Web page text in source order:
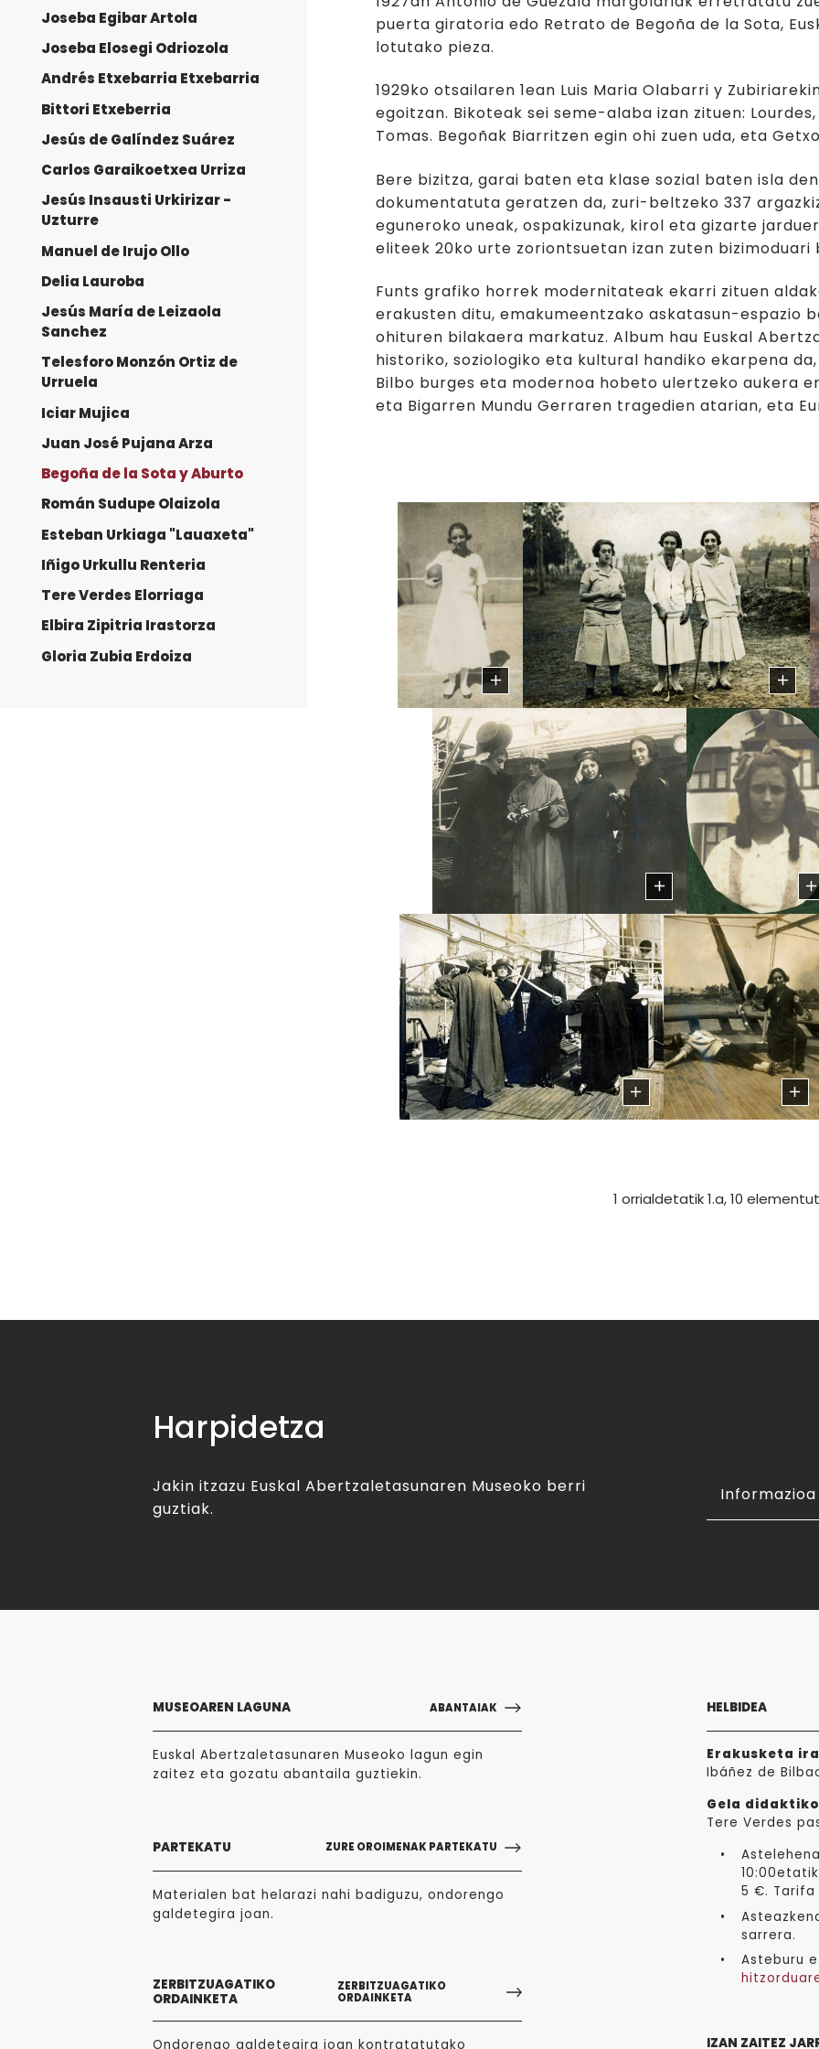
Joseba Egibar Artola
Joseba Elosegi Odriozola
Andrés Etxebarria Etxebarria
Bittori Etxeberria
Jesús de Galíndez Suárez
Carlos Garaikoetxea Urriza
Jesús Insausti Urkirizar -
Uzturre
Manuel de Irujo Ollo
Delia Lauroba
Jesús María de Leizaola
Sanchez
Telesforo Monzón Ortiz de
Urruela
Iciar Mujica
Juan José Pujana Arza
Begoña de la Sota y Aburto
Román Sudupe Olaizola
Esteban Urkiaga "Lauaxeta"
Iñigo Urkullu Renteria
Tere Verdes Elorriaga
Elbira Zipitria Irastorza
Gloria Zubia Erdoiza
puerta giratoria edo Retrato de Begoña de la Sota,
lotutako pieza.
1929ko otsailaren 1ean Luis Maria Olabarri y
egoitzan. Bikoteak sei seme-alaba izan zituen:
Tomas. Begoñak Biarritzen egin ohi zuen uda, eta
Bere bizitza, garai baten eta klase sozial baten isla
dokumentatuta geratzen da, zuri-beltzeko 337
eguneroko uneak, ospakizunak, kirol eta gizarte
eliteek 20ko urte zoriontsuetan izan zuten
Funts grafiko horrek modernitateak ekarri zituen
erakusten ditu, emakumeentzako askatasun-espazio
ohituren bilakaera markatuz. Album hau Euskal
historiko, soziologiko eta kultural handiko ekarpena
Bilbo burges eta modernoa hobeto ulertzeko aukera
eta Bigarren Mundu Gerraren tragedien atarian, eta
1 orrialdetatik 1.a, 10
Harpidetza
Jakin itzazu Euskal Abertzaletasunaren Museoko berri
guztiak.
MUSEOAREN LAGUNA ABANTAIAK
Euskal Abertzaletasunaren Museoko lagun egin
zaitez eta gozatu abantaila guztiekin.
PARTEKATU ZURE OROIMENAK PARTEKATU
Materialen bat helarazi nahi badiguzu, ondorengo
galdetegira joan.
ZERBITZUAGATIKO
ORDAINKETA
ZERBITZUAGATIKO
ORDAINKETA
Ondorengo galdetegira joan kontratatutako
HELBIDEA
Erakusketa
Ibáñez de
Gela
Tere Verdes
5 €. Tarifa
sarrera.
Asteburu
IZAN ZAITEZ